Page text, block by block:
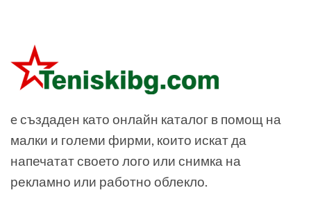
e създаден като онлайн каталог в помощ на
малки и големи фирми, които искат да
напечатат своето лого или снимка на
рекламно или работно облекло.